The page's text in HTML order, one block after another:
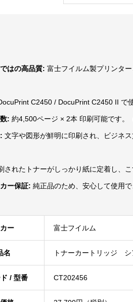
はの高品質: 富士フイルム製プリンタ
C2450 / DocuPrint C2450 II で
: 約4,500ページ × 2本 印刷可能です。
文字や図形が鮮明に印刷され、ビジネ
されたトナーがしっかり紙に定着し、
ー保証:純正品のため、安心して使用で
ー 富士フイルム
名 トナーカートリッジ
/ 型番 CT202456